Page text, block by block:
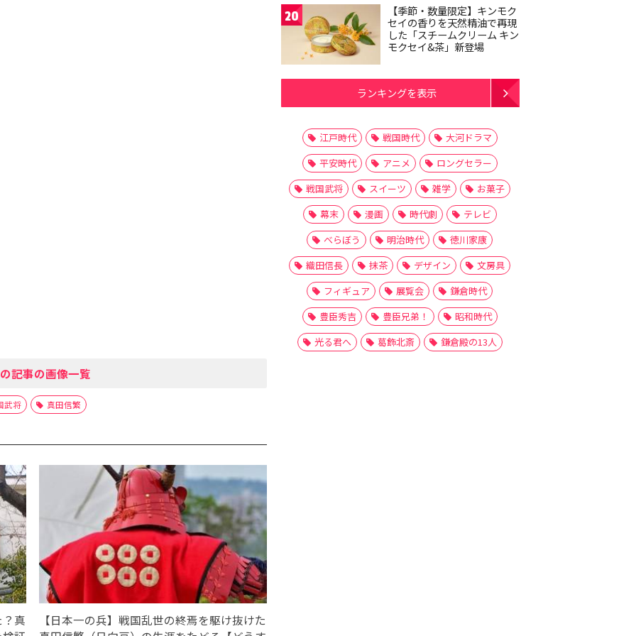
記事の画像一覧
武将 真田信繁
真
【日本一の兵】戦国乱世の終焉を駆け抜けた
20
【季節・数量限定】キンモク
セイの香りを天然精油で再現
した「スチームクリーム キン
モクセイ&茶」新登場
ランキングを表示
江戸時代 戦国時代
大河ドラマ
平安時代
アニメ
ロングセラー
戦国武将
スイーツ 雑学
お菓子
幕末
漫画 時代劇
テレビ
べらぼう
明治時代
徳川家康
織田信長
抹茶 デザイン
文房具
フィギュア
展覧会
鎌倉時代
豊臣秀吉
豊臣兄弟！
昭和時代
光る君へ
葛飾北斎 鎌倉殿の13人